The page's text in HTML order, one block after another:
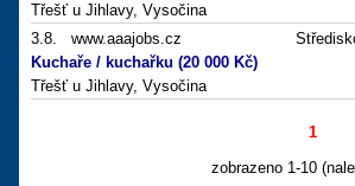
Třešť u Jihlavy, Vysočina
3.8. www.aaajobs.cz
Kuchaře / kuchařku (20 000 Kč)
Třešť u Jihlavy, Vysočina
1
zobrazeno 1-10